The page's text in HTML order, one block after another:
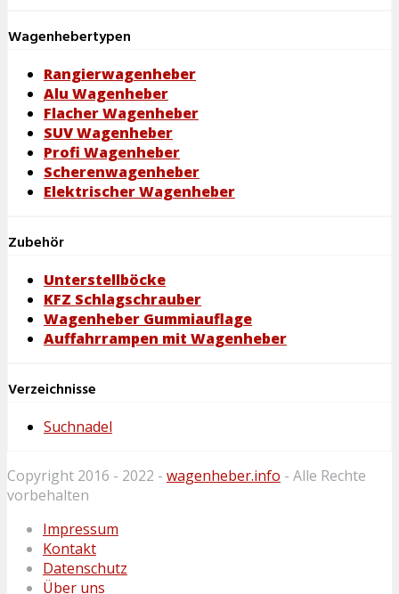
Wagenhebertypen
Rangierwagenheber
Alu Wagenheber
Flacher Wagenheber
SUV Wagenheber
Profi Wagenheber
Scherenwagenheber
Elektrischer Wagenheber
Zubehör
Unterstellböcke
KFZ Schlagschrauber
Wagenheber Gummiauflage
Auffahrrampen mit Wagenheber
Verzeichnisse
Suchnadel
Copyright 2016 - 2022 - wagenheber.info - Alle Rechte
vorbehalten
Impressum
Kontakt
Datenschutz
Über uns